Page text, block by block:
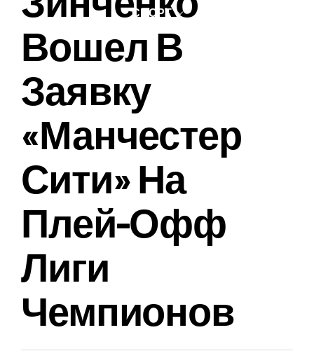
СПОРТ
Вошел В
Заявку
«Манчестер
Сити» На
Плей-Офф
Лиги
Чемпионов